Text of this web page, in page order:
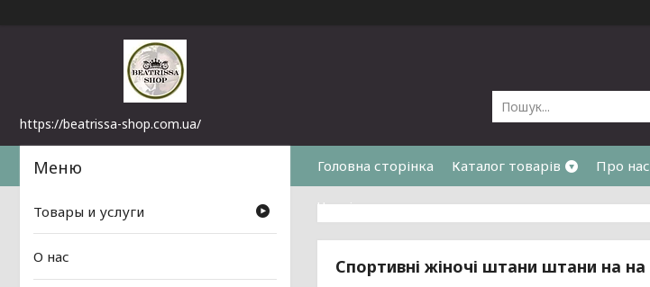
https://beatrissa-shop.com.ua/
Головна сторінка Каталог товарів Про нас
Часті питання
Спортивні жіночі штани штани на
Товары и услуги
О нас